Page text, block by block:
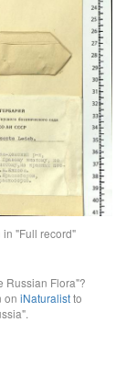
"Full record"
Russian Flora"?
on iNaturalistto